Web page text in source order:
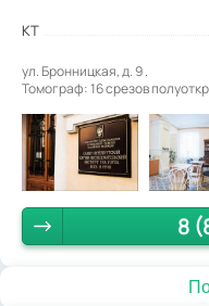
КТ
ул. Бронницкая, д. 9 .
Томограф: 16 срезов
8